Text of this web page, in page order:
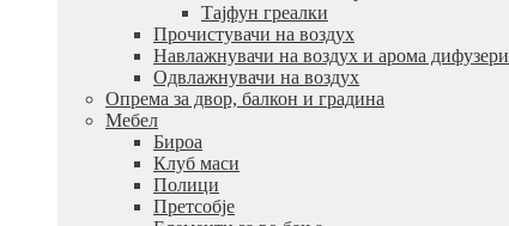
Тајфун греалки
Прочистувачи на воздух
Навлажнувачи на воздух и арома дифузери
Одвлажнувачи на воздух
Опрема за двор, балкон и градина
Мебел
Бироа
Клуб маси
Полици
Претсобје